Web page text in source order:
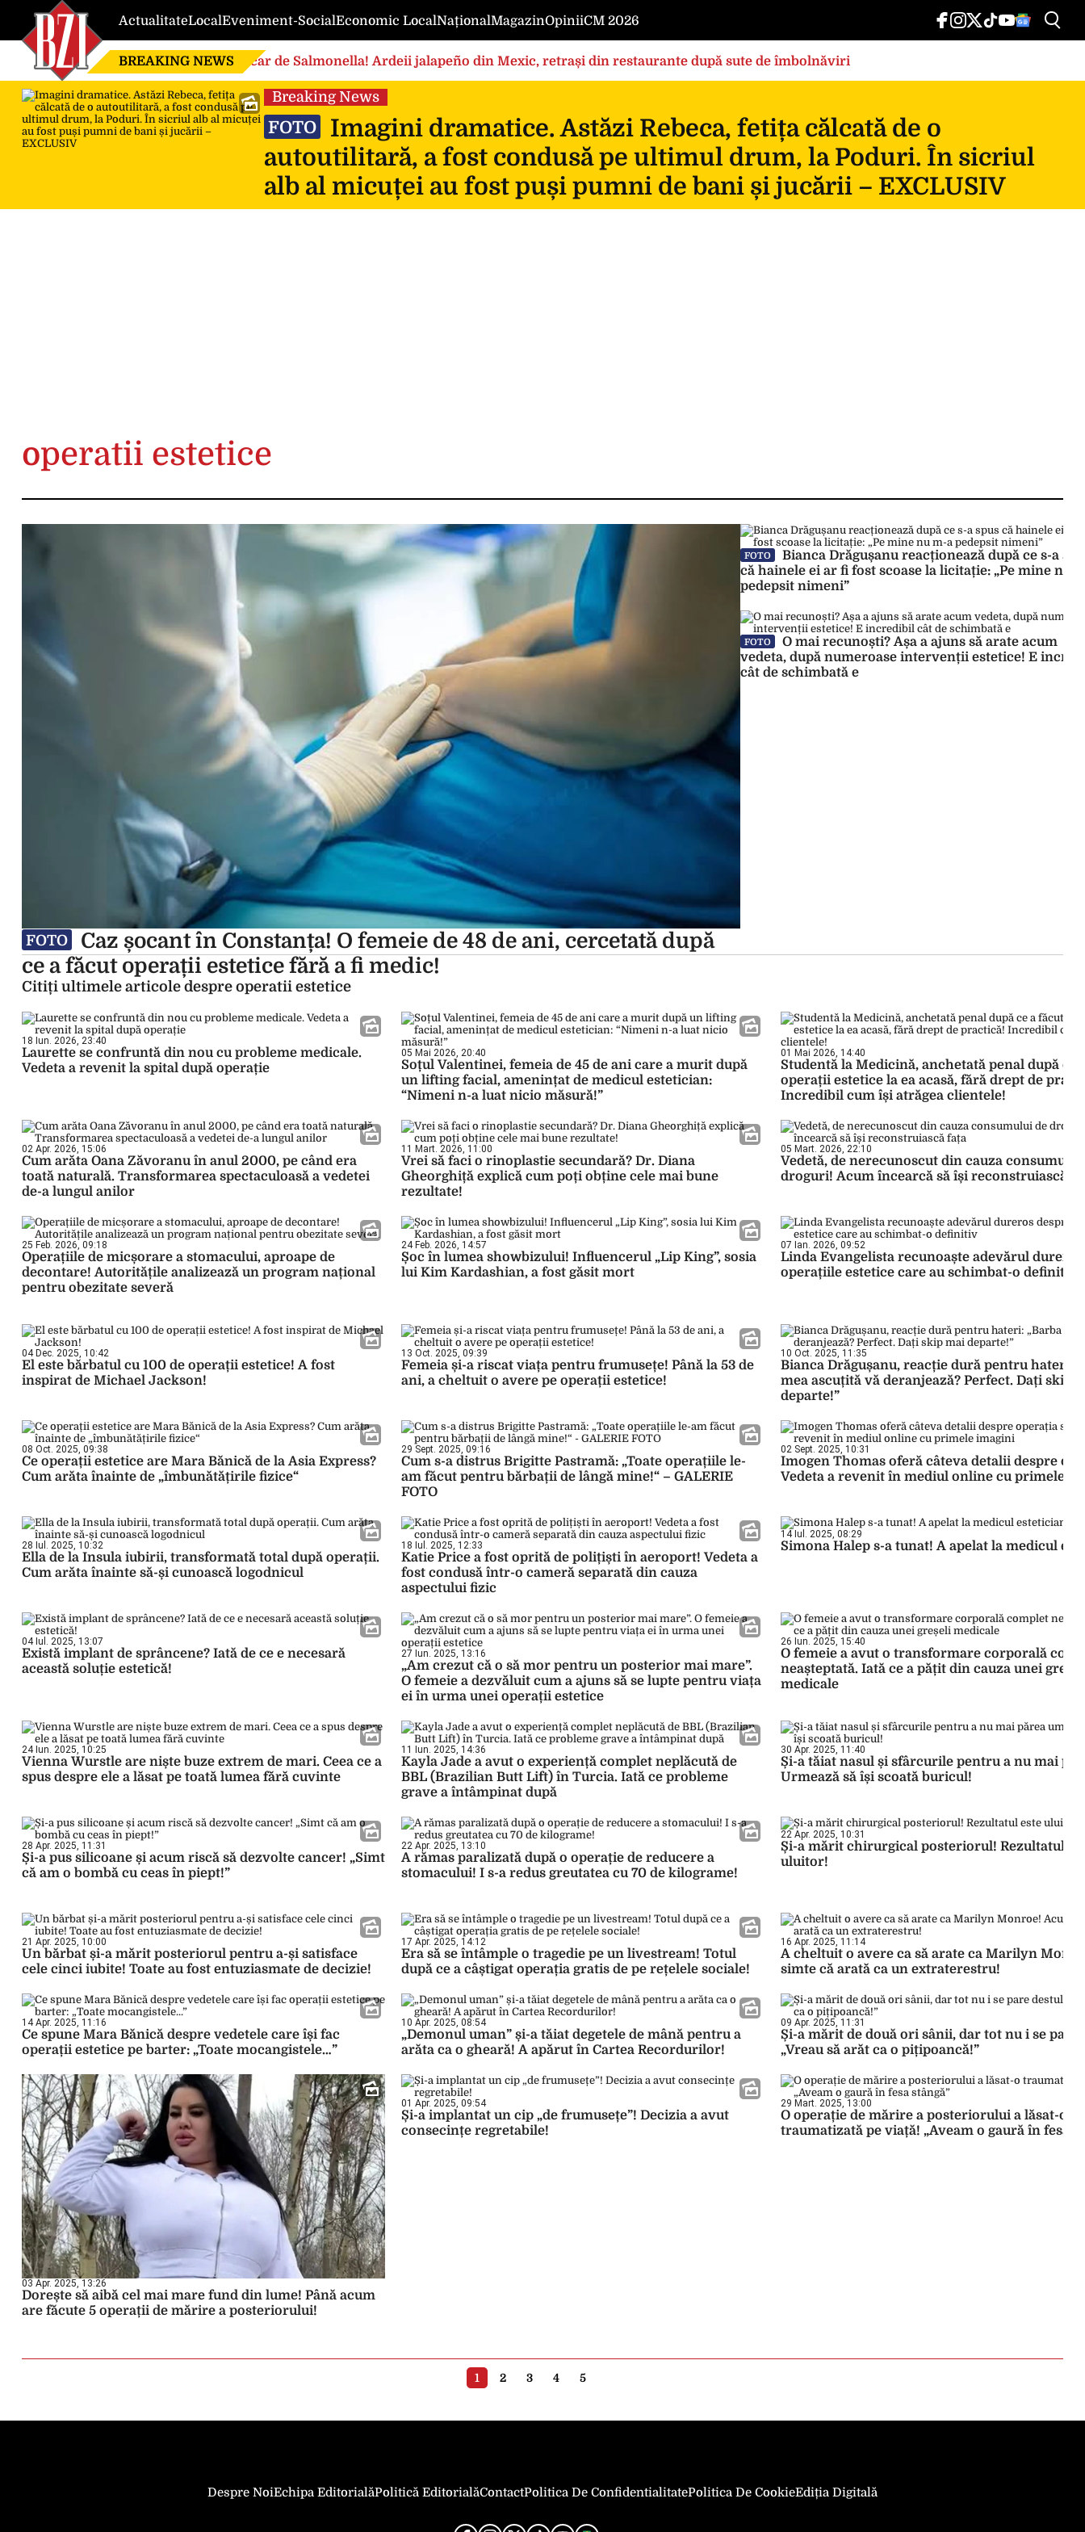
ActualitateLocalEveniment-SocialEconomic LocalNaționalMagazinOpiniiCM 2026
BREAKING NEWS Focar de Salmonella! Ardeii jalapeño din Mexic, retrași din restaurante după sute de îmbolnăviri
Breaking News
FOTO
Imagini dramatice. Astăzi Rebeca, fetița călcată de o
autoutilitară, a fost condusă pe ultimul drum, la Poduri. În sicriul
alb al micuței au fost puși pumni de bani și jucării – EXCLUSIV
operatii estetice
FOTO
Caz șocant în Constanța! O femeie de 48 de ani, cercetată după
ce a făcut operații estetice fără a fi medic!
FOTO
Bianca Drăgușanu reacționează după ce s-a
că hainele ei ar fi fost scoase la licitație: „Pe mine nu
pedepsit nimeni”
FOTO
O mai recunoști? Așa a ajuns să arate acum
vedeta, după numeroase intervenții estetice! E
cât de schimbată e
Citiți ultimele articole despre operatii estetice
18 Iun. 2026, 23:40
Laurette se confruntă din nou cu probleme medicale.
Vedeta a revenit la spital după operație
05 Mai 2026, 20:40
Soțul Valentinei, femeia de 45 de ani care a murit după
un lifting facial, amenințat de medicul estetician:
“Nimeni n-a luat nicio măsură!”
01 Mai 2026, 14:40
Studentă la Medicină, anchetată penal după ce
operații estetice la ea acasă, fără drept de
Incredibil cum își atrăgea clientele!
02 Apr. 2026, 15:06
Cum arăta Oana Zăvoranu în anul 2000, pe când era
toată naturală. Transformarea spectaculoasă a vedetei
de-a lungul anilor
11 Mart. 2026, 11:00
Vrei să faci o rinoplastie secundară? Dr. Diana
Gheorghiță explică cum poți obține cele mai bune
rezultate!
05 Mart. 2026, 22:10
Vedetă, de nerecunoscut din cauza consumului
droguri! Acum încearcă să își reconstruiască
25 Feb. 2026, 09:18
Operațiile de micșorare a stomacului, aproape de
decontare! Autoritățile analizează un program național
pentru obezitate severă
24 Feb. 2026, 14:57
Șoc în lumea showbizului! Influencerul „Lip King”, sosia
lui Kim Kardashian, a fost găsit mort
07 Ian. 2026, 09:52
Linda Evangelista recunoaște adevărul
operațiile estetice care au schimbat-o definitiv
04 Dec. 2025, 10:42
El este bărbatul cu 100 de operații estetice! A fost
inspirat de Michael Jackson!
13 Oct. 2025, 09:39
Femeia și-a riscat viața pentru frumusețe! Până la 53 de
ani, a cheltuit o avere pe operații estetice!
10 Oct. 2025, 11:35
Bianca Drăgușanu, reacție dură pentru hateri:
mea ascuțită vă deranjează? Perfect. Dați skip
departe!”
08 Oct. 2025, 09:38
Ce operații estetice are Mara Bănică de la Asia Express?
Cum arăta înainte de „îmbunătățirile fizice“
29 Sept. 2025, 09:16
Cum s-a distrus Brigitte Pastramă: „Toate operațiile le-
am făcut pentru bărbații de lângă mine!“ – GALERIE
FOTO
02 Sept. 2025, 10:31
Imogen Thomas oferă câteva detalii despre
Vedeta a revenit în mediul online cu primele
28 Iul. 2025, 10:32
Ella de la Insula iubirii, transformată total după operații.
Cum arăta înainte să-și cunoască logodnicul
18 Iul. 2025, 12:33
Katie Price a fost oprită de polițiști în aeroport! Vedeta a
fost condusă într-o cameră separată din cauza
aspectului fizic
14 Iul. 2025, 08:29
Simona Halep s-a tunat! A apelat la medicul
04 Iul. 2025, 13:07
Există implant de sprâncene? Iată de ce e necesară
această soluție estetică!
27 Iun. 2025, 13:16
„Am crezut că o să mor pentru un posterior mai mare”.
O femeie a dezvăluit cum a ajuns să se lupte pentru viața
ei în urma unei operații estetice
26 Iun. 2025, 15:40
O femeie a avut o transformare corporală
neașteptată. Iată ce a pățit din cauza unei
medicale
24 Iun. 2025, 10:25
Vienna Wurstle are niște buze extrem de mari. Ceea ce a
spus despre ele a lăsat pe toată lumea fără cuvinte
11 Iun. 2025, 14:36
Kayla Jade a avut o experiență complet neplăcută de
BBL (Brazilian Butt Lift) în Turcia. Iată ce probleme
grave a întâmpinat după
30 Apr. 2025, 11:40
Și-a tăiat nasul și sfârcurile pentru a nu mai
Urmează să își scoată buricul!
28 Apr. 2025, 11:31
Și-a pus silicoane și acum riscă să dezvolte cancer! „Simt
că am o bombă cu ceas în piept!”
22 Apr. 2025, 13:10
A rămas paralizată după o operație de reducere a
stomacului! I s-a redus greutatea cu 70 de kilograme!
22 Apr. 2025, 10:31
Și-a mărit chirurgical posteriorul! Rezultatul
uluitor!
21 Apr. 2025, 10:00
Un bărbat și-a mărit posteriorul pentru a-și satisface
cele cinci iubite! Toate au fost entuziasmate de decizie!
17 Apr. 2025, 14:12
Era să se întâmple o tragedie pe un livestream! Totul
după ce a câștigat operația gratis de pe rețelele sociale!
16 Apr. 2025, 11:14
A cheltuit o avere ca să arate ca Marilyn
simte că arată ca un extraterestru!
14 Apr. 2025, 11:16
Ce spune Mara Bănică despre vedetele care își fac
operații estetice pe barter: „Toate mocangistele…”
10 Apr. 2025, 08:54
„Demonul uman” și-a tăiat degetele de mână pentru a
arăta ca o gheară! A apărut în Cartea Recordurilor!
09 Apr. 2025, 11:31
Și-a mărit de două ori sânii, dar tot nu i se pare
„Vreau să arăt ca o pițipoancă!”
03 Apr. 2025, 13:26
Dorește să aibă cel mai mare fund din lume! Până acum
are făcute 5 operații de mărire a posteriorului!
01 Apr. 2025, 09:54
Și-a implantat un cip „de frumusețe”! Decizia a avut
consecințe regretabile!
29 Mart. 2025, 13:00
O operație de mărire a posteriorului a lăsat-o
traumatizată pe viață! „Aveam o gaură în fesa
1 2 3 4 5
Despre NoiEchipa EditorialăPolitică EditorialăContactPolitica De ConfidentialitatePolitica De CookieEdiția Digitală